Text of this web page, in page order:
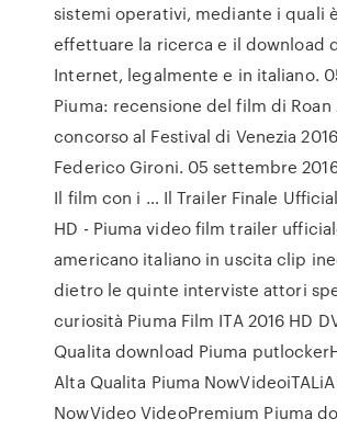
sistemi operativi, mediante i quali
effettuare la ricerca e il download
Internet, legalmente e in italiano.
Piuma: recensione del film di Roan
concorso al Festival di Venezia
Federico Gironi. 05 settembre
Il film con i … Il Trailer Finale
HD - Piuma video film trailer
americano italiano in uscita clip
dietro le quinte interviste attori
curiosità Piuma Film ITA 2016 HD
Qualita download Piuma
Alta Qualita Piuma
NowVideo VideoPremium Piuma